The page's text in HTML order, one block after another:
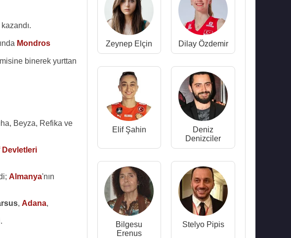
Mondros
binerek yurttan
Beyza, Refika ve
Devletleri
Almanya'nın
, Adana,
Zeynep Elçin Dilay Özdemir
Elif Şahin
Deniz
Denizciler
Bilgesu
Erenus
Stelyo Pipis